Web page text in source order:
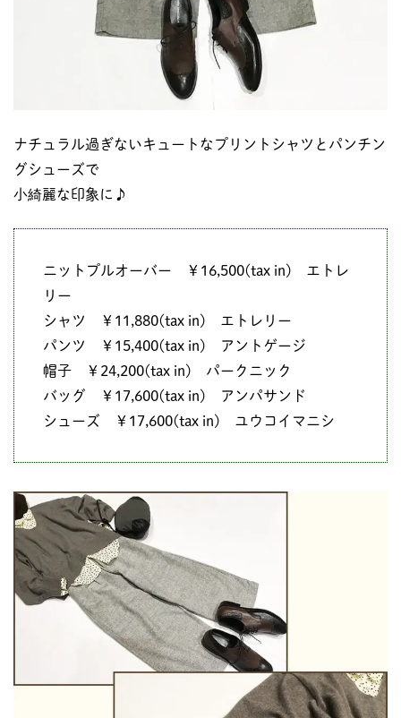
ナチュラル過ぎないキュートなプリントシャツとパンチン
グシューズで
小綺麗な印象に♪
ニットプルオーバー ￥16,500(tax in) エトレ
リー
シャツ ￥11,880(tax in) エトレリー
パンツ ￥15,400(tax in) アントゲージ
帽子 ￥24,200(tax in) パークニック
バッグ ￥17,600(tax in) アンパサンド
シューズ ￥17,600(tax in) ユウコイマニシ